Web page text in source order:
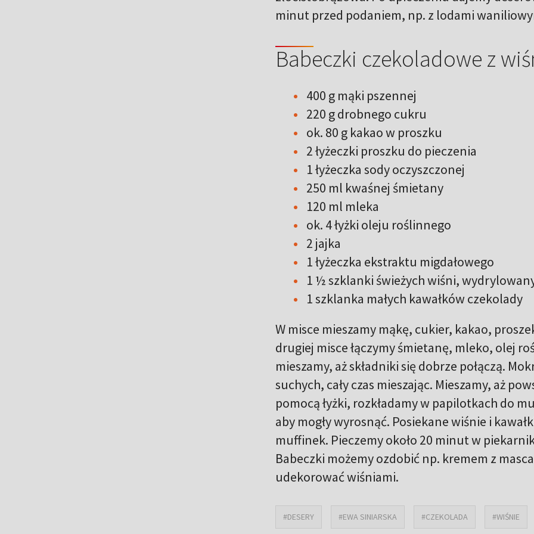
minut przed podaniem, np. z lodami
Babeczki czekoladowe z
400 g mąki pszennej
220 g drobnego cukru
ok. 80 g kakao w proszku
2 łyżeczki proszku do pieczenia
1 łyżeczka sody oczyszczonej
250 ml kwaśnej śmietany
120 ml mleka
ok. 4 łyżki oleju roślinnego
2 jajka
1 łyżeczka ekstraktu migdałowego
1 ½ szklanki świeżych wiśni,
1 szklanka małych kawałków czekolady
W misce mieszamy mąkę, cukier, kakao,
drugiej misce łączymy śmietanę, mleko, olej
mieszamy, aż składniki się dobrze połączą.
suchych, cały czas mieszając. Mieszamy, aż
pomocą łyżki, rozkładamy w papilotkach do
aby mogły wyrosnąć. Posiekane wiśnie i
muffinek. Pieczemy około 20 minut w
Babeczki możemy ozdobić np. kremem z
udekorować wiśniami.
#DESERY #EWA SINIARSKA #CZEKOLADA #WIŚNIE